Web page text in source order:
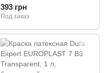
Fassadenfullfarbe DE 201, 1
л, белый, матовый
393 грн
Под заказ